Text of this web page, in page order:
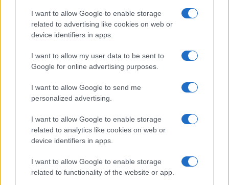
I want to allow Google to enable storage
related to advertising like cookies on web or
device identifiers in apps.
I want to allow my user data to be sent to
Google for online advertising purposes.
I want to allow Google to send me
personalized advertising.
I want to allow Google to enable storage
related to analytics like cookies on web or
device identifiers in apps.
I want to allow Google to enable storage
related to functionality of the website or app.
Dove si terrà Vogue World nel 2027: la scelta di San
Francisco
LIFESTYLE